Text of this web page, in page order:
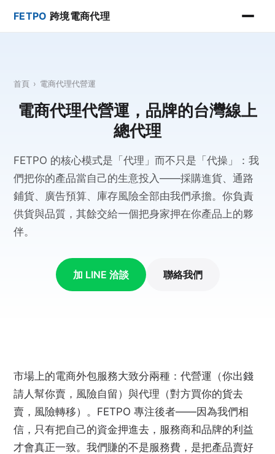
FETPO 跨境電商代理
首頁 › 電商代理代營運
電商代理代營運，品牌的台灣線上
總代理
FETPO 的核心模式是「代理」而不只是「代操」：我
們把你的產品當自己的生意投入——採購進貨、通路
鋪貨、廣告預算、庫存風險全部由我們承擔。你負責
供貨與品質，其餘交給一個把身家押在你產品上的夥
伴。
加 LINE 洽談 聯絡我們
市場上的電商外包服務大致分兩種：代營運（你出錢
請人幫你賣，風險自留）與代理（對方買你的貨去
賣，風險轉移）。FETPO 專注後者——因為我們相
信，只有把自己的資金押進去，服務商和品牌的利益
才會真正一致。我們賺的不是服務費，是把產品賣好